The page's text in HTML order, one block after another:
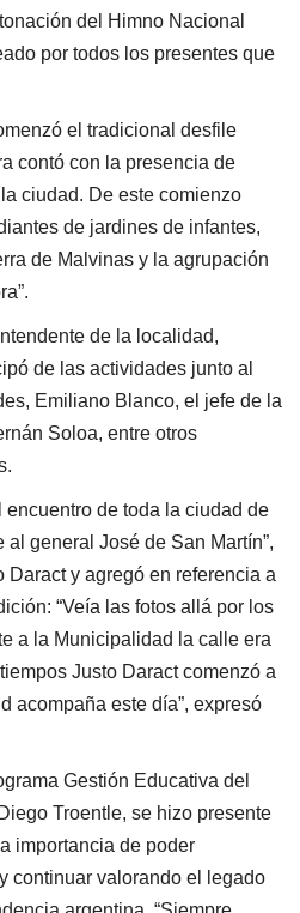
del Himno Nacional
por todos los presentes que
el tradicional desfile
contó con la presencia de
ciudad. De este comienzo
de jardines de infantes,
de Malvinas y la agrupación
de la localidad,
de las actividades junto al
Emiliano Blanco, el jefe de la
Soloa, entre otros
encuentro de toda la ciudad de
general José de San Martín”,
y agregó en referencia a
“Veía las fotos allá por los
a la Municipalidad la calle era
Justo Daract comenzó a
acompaña este día”, expresó
Gestión Educativa del
Troentle, se hizo presente
importancia de poder
continuar valorando el legado